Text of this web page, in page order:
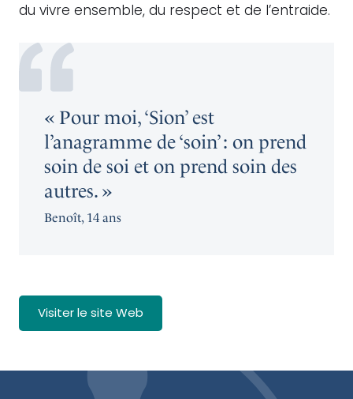
du vivre ensemble, du respect et de l’entraide.
« Pour moi, ‘Sion’ est
l’anagramme de ‘soin’ : on prend
soin de soi et on prend soin des
autres. »
Benoît, 14 ans
Visiter le site Web